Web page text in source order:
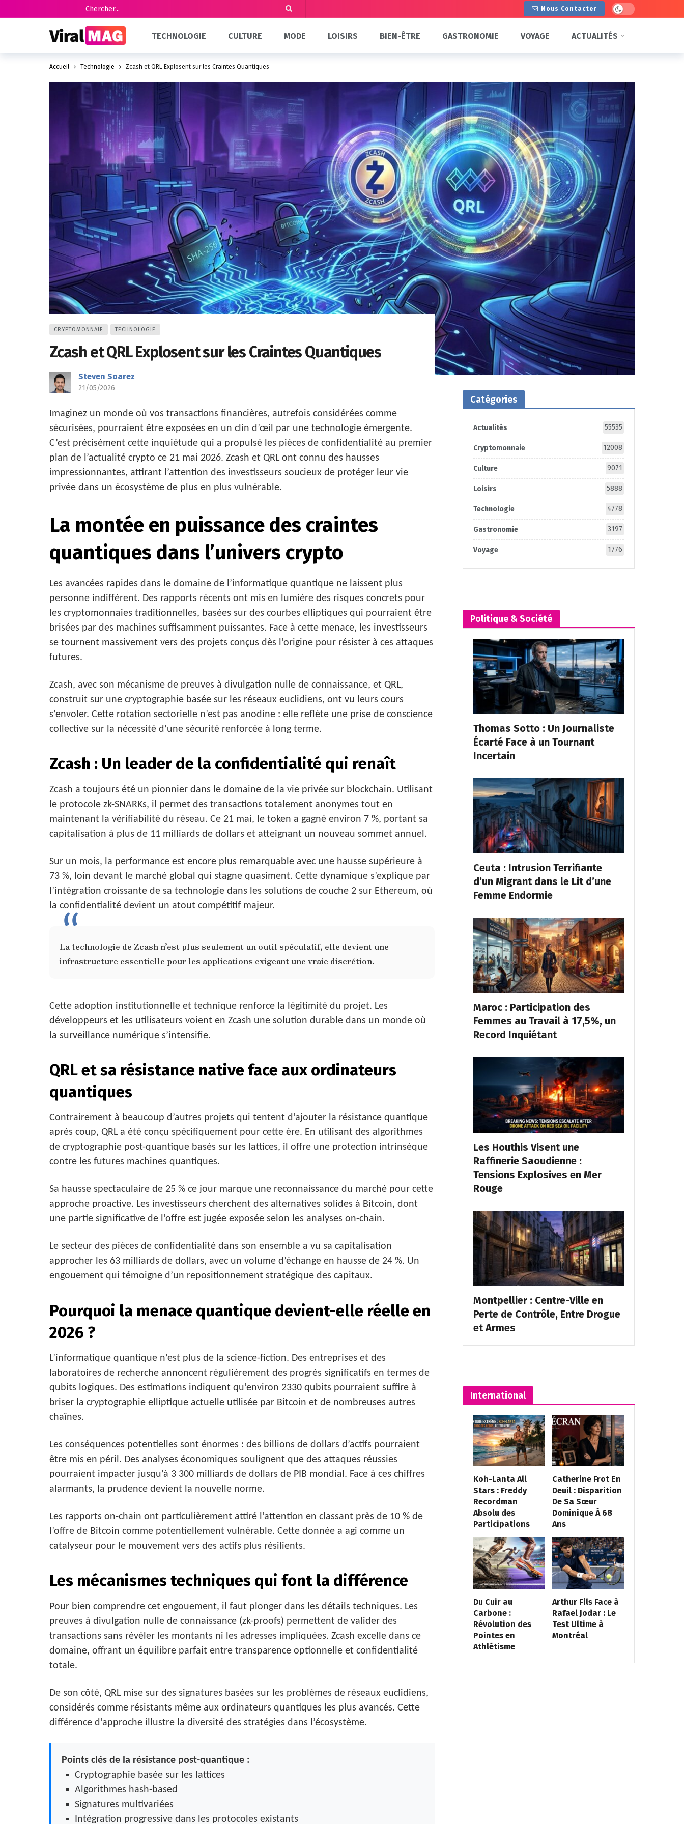
Nous Contacter Dark mode
TECHNOLOGIE CULTURE MODE LOISIRS BIEN-ÊTRE GASTRONOMIE VOYAGE ACTUALITÉS
Accueil Technologie Zcash et QRL Explosent sur les Craintes Quantiques
CRYPTOMONNAIE TECHNOLOGIE
Zcash et QRL Explosent sur les Craintes Quantiques
Steven Soarez
21/05/2026
Imaginez un monde où vos transactions financières, autrefois considérées comme
sécurisées, pourraient être exposées en un clin d’œil par une technologie émergente.
C’est précisément cette inquiétude qui a propulsé les pièces de confidentialité au premier
plan de l’actualité crypto ce 21 mai 2026. Zcash et QRL ont connu des hausses
impressionnantes, attirant l’attention des investisseurs soucieux de protéger leur vie
privée dans un écosystème de plus en plus vulnérable.
La montée en puissance des craintes
quantiques dans l’univers crypto
Les avancées rapides dans le domaine de l’informatique quantique ne laissent plus
personne indifférent. Des rapports récents ont mis en lumière des risques concrets pour
les cryptomonnaies traditionnelles, basées sur des courbes elliptiques qui pourraient être
brisées par des machines suffisamment puissantes. Face à cette menace, les investisseurs
se tournent massivement vers des projets conçus dès l’origine pour résister à ces attaques
futures.
Zcash, avec son mécanisme de preuves à divulgation nulle de connaissance, et QRL,
construit sur une cryptographie basée sur les réseaux euclidiens, ont vu leurs cours
s’envoler. Cette rotation sectorielle n’est pas anodine : elle reflète une prise de conscience
collective sur la nécessité d’une sécurité renforcée à long terme.
Zcash : Un leader de la confidentialité qui renaît
Zcash a toujours été un pionnier dans le domaine de la vie privée sur blockchain. Utilisant
le protocole zk-SNARKs, il permet des transactions totalement anonymes tout en
maintenant la vérifiabilité du réseau. Ce 21 mai, le token a gagné environ 7 %, portant sa
capitalisation à plus de 11 milliards de dollars et atteignant un nouveau sommet annuel.
Sur un mois, la performance est encore plus remarquable avec une hausse supérieure à
73 %, loin devant le marché global qui stagne quasiment. Cette dynamique s’explique par
l’intégration croissante de sa technologie dans les solutions de couche 2 sur Ethereum, où
la confidentialité devient un atout compétitif majeur.
La technologie de Zcash n’est plus seulement un outil spéculatif, elle devient une
infrastructure essentielle pour les applications exigeant une vraie discrétion.
Cette adoption institutionnelle et technique renforce la légitimité du projet. Les
développeurs et les utilisateurs voient en Zcash une solution durable dans un monde où
la surveillance numérique s’intensifie.
QRL et sa résistance native face aux ordinateurs
quantiques
Contrairement à beaucoup d’autres projets qui tentent d’ajouter la résistance quantique
après coup, QRL a été conçu spécifiquement pour cette ère. En utilisant des algorithmes
de cryptographie post-quantique basés sur les lattices, il offre une protection intrinsèque
contre les futures machines quantiques.
Sa hausse spectaculaire de 25 % ce jour marque une reconnaissance du marché pour cette
approche proactive. Les investisseurs cherchent des alternatives solides à Bitcoin, dont
une partie significative de l’offre est jugée exposée selon les analyses on-chain.
Le secteur des pièces de confidentialité dans son ensemble a vu sa capitalisation
approcher les 63 milliards de dollars, avec un volume d’échange en hausse de 24 %. Un
engouement qui témoigne d’un repositionnement stratégique des capitaux.
Pourquoi la menace quantique devient-elle réelle en
2026 ?
L’informatique quantique n’est plus de la science-fiction. Des entreprises et des
laboratoires de recherche annoncent régulièrement des progrès significatifs en termes de
qubits logiques. Des estimations indiquent qu’environ 2330 qubits pourraient suffire à
briser la cryptographie elliptique actuelle utilisée par Bitcoin et de nombreuses autres
chaînes.
Les conséquences potentielles sont énormes : des billions de dollars d’actifs pourraient
être mis en péril. Des analyses économiques soulignent que des attaques réussies
pourraient impacter jusqu’à 3 300 milliards de dollars de PIB mondial. Face à ces chiffres
alarmants, la prudence devient la nouvelle norme.
Les rapports on-chain ont particulièrement attiré l’attention en classant près de 10 % de
l’offre de Bitcoin comme potentiellement vulnérable. Cette donnée a agi comme un
catalyseur pour le mouvement vers des actifs plus résilients.
Les mécanismes techniques qui font la différence
Pour bien comprendre cet engouement, il faut plonger dans les détails techniques. Les
preuves à divulgation nulle de connaissance (zk-proofs) permettent de valider des
transactions sans révéler les montants ni les adresses impliquées. Zcash excelle dans ce
domaine, offrant un équilibre parfait entre transparence optionnelle et confidentialité
totale.
De son côté, QRL mise sur des signatures basées sur les problèmes de réseaux euclidiens,
considérés comme résistants même aux ordinateurs quantiques les plus avancés. Cette
différence d’approche illustre la diversité des stratégies dans l’écosystème.
Points clés de la résistance post-quantique :
Cryptographie basée sur les lattices
Algorithmes hash-based
Signatures multivariées
Intégration progressive dans les protocoles existants
Catégories
Actualités 55535
Cryptomonnaie 12008
Culture 9071
Loisirs 5888
Technologie 4778
Gastronomie 3197
Voyage 1776
Politique & Société
Thomas Sotto : Un Journaliste
Écarté Face à un Tournant
Incertain
Ceuta : Intrusion Terrifiante
d’un Migrant dans le Lit d’une
Femme Endormie
Maroc : Participation des
Femmes au Travail à 17,5%, un
Record Inquiétant
Les Houthis Visent une
Raffinerie Saoudienne :
Tensions Explosives en Mer
Rouge
Montpellier : Centre-Ville en
Perte de Contrôle, Entre Drogue
et Armes
International
Koh-Lanta All
Stars : Freddy
Recordman
Absolu des
Participations
Catherine Frot En
Deuil : Disparition
De Sa Sœur
Dominique À 68
Ans
Du Cuir au
Carbone :
Révolution des
Pointes en
Athlétisme
Arthur Fils Face à
Rafael Jodar : Le
Test Ultime à
Montréal